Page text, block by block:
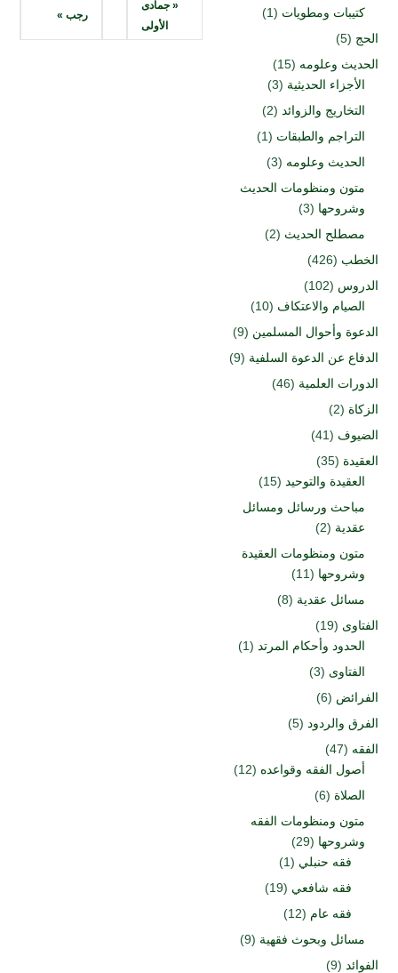
كتيبات ومطويات (1)
الحج (5)
الحديث وعلومه (15)
الأجزاء الحديثية (3)
التخاريج والزوائد (2)
التراجم والطبقات (1)
الحديث وعلومه (3)
متون ومنظومات الحديث
وشروحها (3)
مصطلح الحديث (2)
الخطب (426)
الدروس (102)
الصيام والاعتكاف (10)
الدعوة وأحوال المسلمين (9)
الدفاع عن الدعوة السلفية (9)
الدورات العلمية (46)
الزكاة (2)
الضيوف (41)
العقيدة (35)
العقيدة والتوحيد (15)
مباحث ورسائل ومسائل
عقدية (2)
متون ومنظومات العقيدة
وشروحها (11)
مسائل عقدية (8)
الفتاوى (19)
الحدود وأحكام المرتد (1)
الفتاوى (3)
الفرائض (6)
الفرق والردود (5)
الفقه (47)
أصول الفقه وقواعده (12)
الصلاة (6)
متون ومنظومات الفقه
وشروحها (29)
فقه حنبلي (1)
فقه شافعي (19)
فقه عام (12)
مسائل وبحوث فقهية (9)
الفوائد (9)
« جمادى
الأولى
رجب »